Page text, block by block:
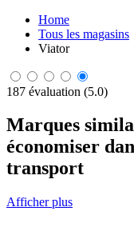
Home
Tous les magasins
Viator
187 évaluation (5.0)
Marques
économiser
transport
Afficher plus